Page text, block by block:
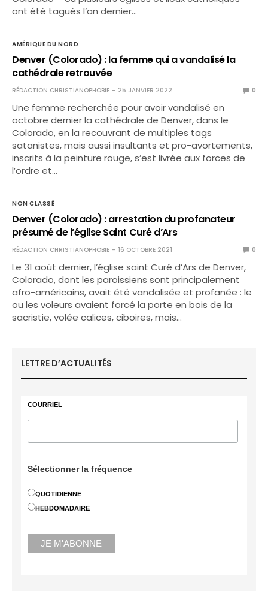
ont été tagués l’an dernier…
AMÉRIQUE DU NORD
Denver (Colorado) : la femme qui a vandalisé la
cathédrale retrouvée
RÉDACTION CHRISTIANOPHOBIE 25 JANVIER 2022 0
Une femme recherchée pour avoir vandalisé en
octobre dernier la cathédrale de Denver, dans le
Colorado, en la recouvrant de multiples tags
satanistes, mais aussi insultants et pro-avortements,
inscrits à la peinture rouge, s’est livrée aux forces de
l’ordre et…
NON CLASSÉ
Denver (Colorado) : arrestation du profanateur
présumé de l’église Saint Curé d’Ars
RÉDACTION CHRISTIANOPHOBIE 16 OCTOBRE 2021 0
Le 31 août dernier, l’église saint Curé d’Ars de Denver,
Colorado, dont les paroissiens sont principalement
afro-américains, avait été vandalisée et profanée : le
ou les voleurs avaient forcé la porte en bois de la
sacristie, volée calices, ciboires, mais…
LETTRE D’ACTUALITÉS
COURRIEL
Sélectionner la fréquence
QUOTIDIENNE
HEBDOMADAIRE